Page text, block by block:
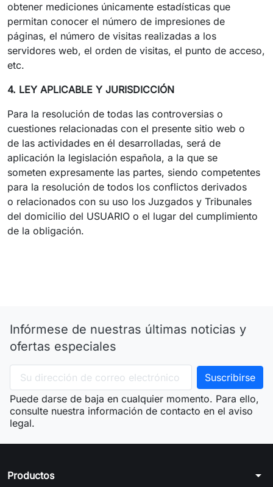
obtener mediciones únicamente estadísticas que
permitan conocer el número de impresiones de
páginas, el número de visitas realizadas a los
servidores web, el orden de visitas, el punto de acceso,
etc.
4. LEY APLICABLE Y JURISDICCIÓN
Para la resolución de todas las controversias o
cuestiones relacionadas con el presente sitio web o
de las actividades en él desarrolladas, será de
aplicación la legislación española, a la que se
someten expresamente las partes, siendo competentes
para la resolución de todos los conflictos derivados
o relacionados con su uso los Juzgados y Tribunales
del domicilio del USUARIO o el lugar del cumplimiento
de la obligación.
Infórmese de nuestras últimas noticias y
ofertas especiales
Puede darse de baja en cualquier momento. Para ello,
consulte nuestra información de contacto en el aviso
legal.
Productos arrow_drop_down